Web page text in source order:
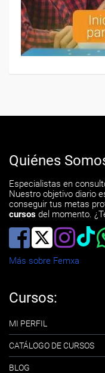
Quiénes
Especialistas en
Nuestro objetivo diario
conseguir tus metas
cursos del momento.
Más sobre Femxa
Cursos:
MI PERFIL
CATÁLOGO DE CURSOS
BLOG